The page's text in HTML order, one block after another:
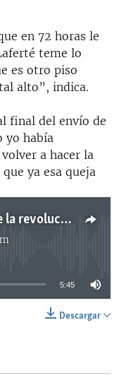
en 72 horas le
teme lo
es otro piso
alto”, indica.
final del envío de
yo había
a hacer la
ya esa queja
"Me voy a plantar en la Plaza de la revolución", dice Yuneisy Laferté
available
5:45
Descargar